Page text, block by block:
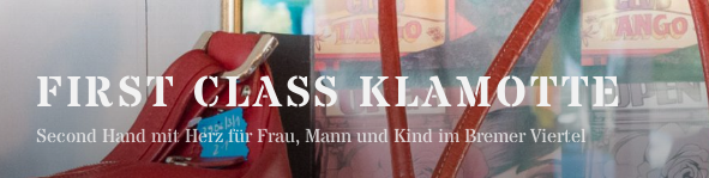
FIRST CLASS KLAMOTTE
Second Hand mit Herz für Frau, Mann und Kind im Bremer Viertel